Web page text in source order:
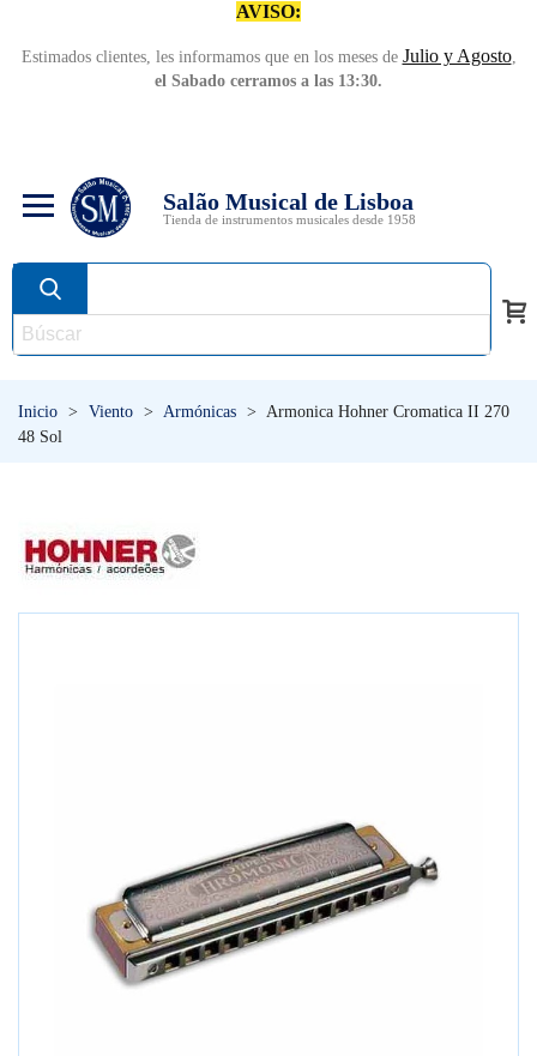
AVISO:
Estimados clientes, les informamos que en los meses de Julio y Agosto,
el Sabado cerramos a las 13:30.
Salão Musical de Lisboa
Tienda de instrumentos musicales desde 1958
Inicio > Viento > Armónicas > Armonica Hohner Cromatica II 270
48 Sol